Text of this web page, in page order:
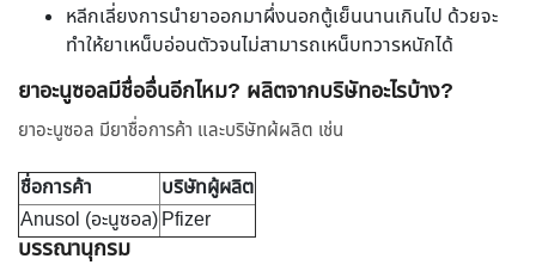
หลีกเลี่ยงการนำยาออกมาผึ่งนอกตู้เย็นนานเกินไป ด้วยจะ
ทำให้ยาเหน็บอ่อนตัวจนไม่สามารถเหน็บทวารหนักได้
ยาอะนูซอลมีชื่ออื่นอีกไหม? ผลิตจากบริษัทอะไรบ้าง?
ยาอะนูซอล มียาชื่อการค้า และบริษัทผ้ผลิต เช่น
ชื่อการค้า
บริษัทผู้ผลิต
Anusol (อะนูซอล)Pfizer
บรรณานุกรม